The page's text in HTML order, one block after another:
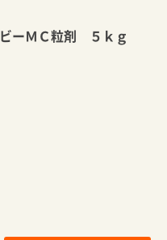
ーＭＣ粒剤 ５ｋｇ